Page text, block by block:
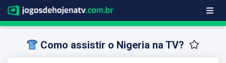
Como assistir o Nigeria na TV?